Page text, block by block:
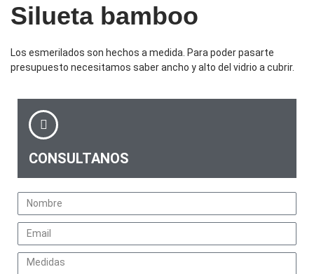
Silueta bamboo
Los esmerilados son hechos a medida. Para poder pasarte
presupuesto necesitamos saber ancho y alto del vidrio a cubrir.
CONSULTANOS